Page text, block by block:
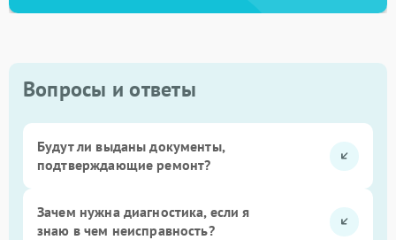
Вопросы и ответы
Будут ли выданы документы,
подтверждающие ремонт?
Зачем нужна диагностика, если я
знаю в чем неисправность?